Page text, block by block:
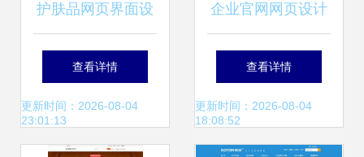
护肤品网页界面设
计改版 从网络工程
视角看用户体验与
查看详情
更新时间：2026-08-04
23:01:13
企业官网网页设计
从模板应用到程序
学习的完整指南
查看详情
更新时间：2026-08-04
18:08:52